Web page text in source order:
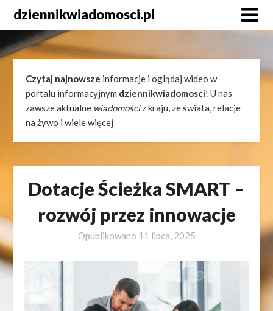
content
dziennikwiadomosci.pl
Czytaj najnowsze informacje i oglądaj wideo w
portalu informacyjnym dziennikwiadomosci! U nas
zawsze aktualne wiadomościz kraju, ze świata, relacje
na żywo i wiele więcej
Dotacje Ścieżka SMART –
rozwój przez innowacje
Opublikowano 11 lipca, 2025